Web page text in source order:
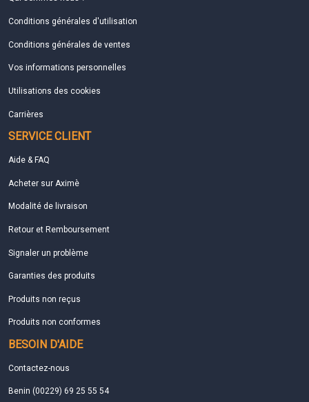
Conditions générales d'utilisation
Conditions générales de ventes
Vos informations personnelles
Utilisations des cookies
Carrières
SERVICE CLIENT
Aide & FAQ
Acheter sur Aximè
Modalité de livraison
Retour et Remboursement
Signaler un problème
Garanties des produits
Produits non reçus
Produits non conformes
BESOIN D'AIDE
Contactez-nous
Benin (00229) 69 25 55 54